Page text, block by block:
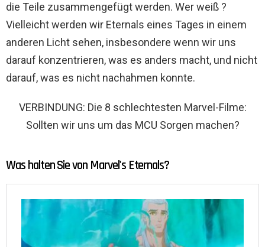
die Teile zusammengefügt werden. Wer weiß ?
Vielleicht werden wir Eternals eines Tages in einem
anderen Licht sehen, insbesondere wenn wir uns
darauf konzentrieren, was es anders macht, und nicht
darauf, was es nicht nachahmen konnte.
VERBINDUNG: Die 8 schlechtesten Marvel-Filme:
Sollten wir uns um das MCU Sorgen machen?
Was halten Sie von Marvel's Eternals?